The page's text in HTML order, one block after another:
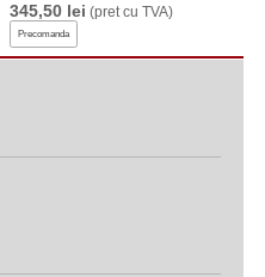
345,50 lei (pret cu TVA)
Precomanda